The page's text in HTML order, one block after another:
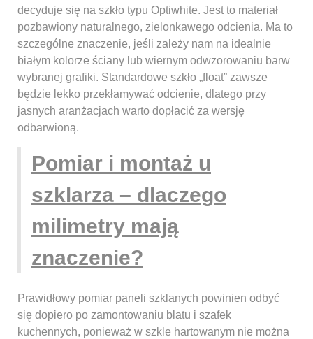
decyduje się na szkło typu Optiwhite. Jest to materiał
pozbawiony naturalnego, zielonkawego odcienia. Ma to
szczególne znaczenie, jeśli zależy nam na idealnie
białym kolorze ściany lub wiernym odwzorowaniu barw
wybranej grafiki. Standardowe szkło „float” zawsze
będzie lekko przekłamywać odcienie, dlatego przy
jasnych aranżacjach warto dopłacić za wersję
odbarwioną.
Pomiar i montaż u
szklarza – dlaczego
milimetry mają
znaczenie?
Prawidłowy pomiar paneli szklanych powinien odbyć
się dopiero po zamontowaniu blatu i szafek
kuchennych, ponieważ w szkle hartowanym nie można